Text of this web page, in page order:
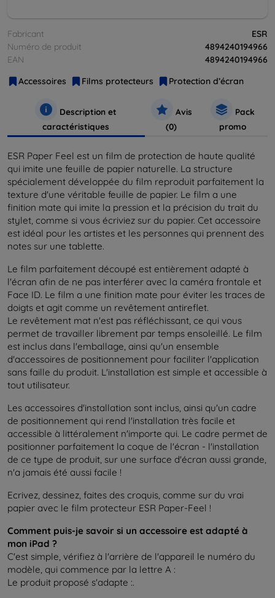
Fabricant
ESR
Numéro de produit
4894240194966
EAN
4894240194966
Accessoires
Films protecteurs Protection d’écran
Description et
caractéristiques
Avis
(0)
Pack
promo
ESR Paper Feel est un film de protection de haute qualité
qui imite une feuille de papier naturelle. La structure
spécialement développée du film reproduit parfaitement la
texture d'une véritable feuille de papier. Le film a une
finition mate qui imite la pression et la précision du trait du
stylet, comme si vous écriviez sur du papier. Cet accessoire
est idéal pour les artistes et les personnes qui prennent des
notes sur une tablette.
Le film parfaitement découpé est entièrement adapté à
l'écran afin de ne pas interférer avec la caméra frontale et
Face ID. Le film a une finition mate pour éviter les traces de
doigts et agit comme un revêtement antireflet.
Le revêtement mat n'est pas réfléchissant, ce qui vous
permet de travailler librement par temps ensoleillé. Le film
est inclus dans l'emballage, ainsi qu'un ensemble
d'accessoires de positionnement pour faciliter l'application
sans faille du produit. L'installation est simple et accessible à
tout utilisateur.
Les accessoires d'installation sont inclus, ainsi qu'un cadre
de positionnement qui rend l'installation très facile et
accessible à littéralement n'importe qui. Le cadre permet de
positionner parfaitement la coque de l'écran - l'installation
de ce type de produit, sur une surface d'écran aussi grande,
n'a jamais été aussi facile !
Ecrivez, dessinez, faites des croquis, comme sur du vrai
papier avec le film protecteur ESR Paper-Feel !
Comment puis-je savoir si un accessoire est adapté à
mon iPad ?
C'est simple, vérifiez à l'arrière de l'appareil le numéro du
modèle, qui commence par la lettre A :
Le produit proposé s'adapte :.